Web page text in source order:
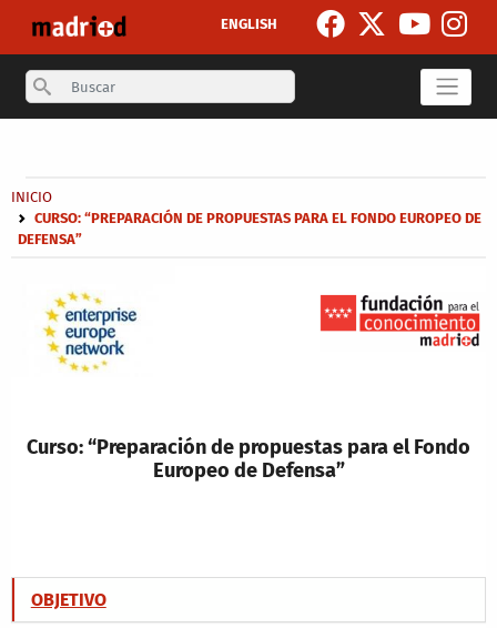
ENGLISH
Search
Sobrescribir enlaces de ayuda a la navegación
INICIO
CURSO: “PREPARACIÓN DE PROPUESTAS PARA EL FONDO EUROPEO DE
DEFENSA”
Curso: “Preparación de propuestas para el Fondo
Europeo de Defensa”
OBJETIVO